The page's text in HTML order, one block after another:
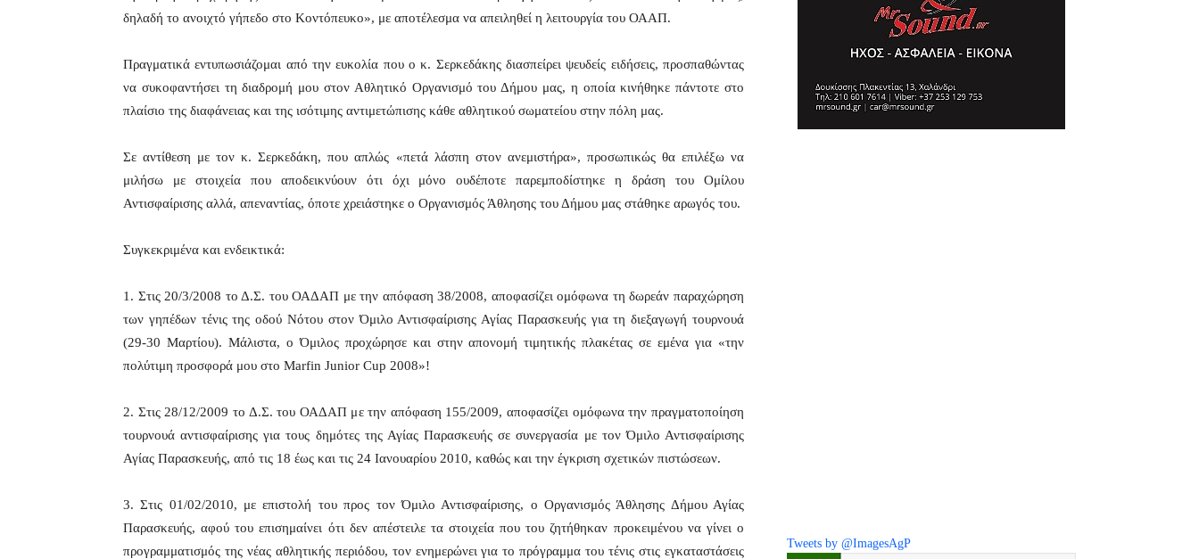
δηλαδή το ανοιχτό γήπεδο στο Κοντόπευκο», με αποτέλεσμα να απειληθεί η λειτουργία του ΟΑΑΠ.
Πραγματικά εντυπωσιάζομαι από την ευκολία που ο κ. Σερκεδάκης διασπείρει ψευδείς ειδήσεις, προσπαθώντας
να συκοφαντήσει τη διαδρομή μου στον Αθλητικό Οργανισμό του Δήμου μας, η οποία κινήθηκε πάντοτε στο
πλαίσιο της διαφάνειας και της ισότιμης αντιμετώπισης κάθε αθλητικού σωματείου στην πόλη μας.
Σε αντίθεση με τον κ. Σερκεδάκη, που απλώς «πετά λάσπη στον ανεμιστήρα», προσωπικώς θα επιλέξω να
μιλήσω με στοιχεία που αποδεικνύουν ότι όχι μόνο ουδέποτε παρεμποδίστηκε η δράση του Ομίλου
Αντισφαίρισης αλλά, απεναντίας, όποτε χρειάστηκε ο Οργανισμός Άθλησης του Δήμου μας στάθηκε αρωγός του.
Συγκεκριμένα και ενδεικτικά:
1. Στις 20/3/2008 το Δ.Σ. του ΟΑΔΑΠ με την απόφαση 38/2008, αποφασίζει ομόφωνα τη δωρεάν παραχώρηση
των γηπέδων τένις της οδού Νότου στον Όμιλο Αντισφαίρισης Αγίας Παρασκευής για τη διεξαγωγή τουρνουά
(29-30 Μαρτίου). Μάλιστα, ο Όμιλος προχώρησε και στην απονομή τιμητικής πλακέτας σε εμένα για «την
πολύτιμη προσφορά μου στο Marfin Junior Cup 2008»!
2. Στις 28/12/2009 το Δ.Σ. του ΟΑΔΑΠ με την απόφαση 155/2009, αποφασίζει ομόφωνα την πραγματοποίηση
τουρνουά αντισφαίρισης για τους δημότες της Αγίας Παρασκευής σε συνεργασία με τον Όμιλο Αντισφαίρισης
Αγίας Παρασκευής, από τις 18 έως και τις 24 Ιανουαρίου 2010, καθώς και την έγκριση σχετικών πιστώσεων.
3. Στις 01/02/2010, με επιστολή του προς τον Όμιλο Αντισφαίρισης, ο Οργανισμός Άθλησης Δήμου Αγίας
Παρασκευής, αφού του επισημαίνει ότι δεν απέστειλε τα στοιχεία που του ζητήθηκαν προκειμένου να γίνει ο
προγραμματισμός της νέας αθλητικής περιόδου, τον ενημερώνει για το πρόγραμμα του τένις στις εγκαταστάσεις
Tweets by @ImagesAgP